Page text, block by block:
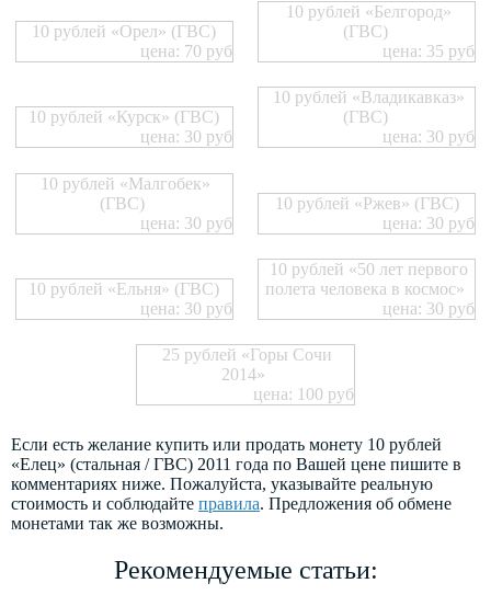
10 рублей «Орел» (ГВС)
цена: 70 руб
10 рублей «Белгород»
(ГВС)
цена: 35 руб
10 рублей «Курск» (ГВС)
цена: 30 руб
10 рублей «Владикавказ»
(ГВС)
цена: 30 руб
10 рублей «Малгобек»
(ГВС)
цена: 30 руб
10 рублей «Ржев» (ГВС)
цена: 30 руб
10 рублей «Ельня» (ГВС)
цена: 30 руб
10 рублей «50 лет первого
полета человека в космос»
цена: 30 руб
25 рублей «Горы Сочи
2014»
цена: 100 руб
Если есть желание купить или продать монету 10 рублей
«Елец» (стальная / ГВС) 2011 года по Вашей цене пишите в
комментариях ниже. Пожалуйста, указывайте реальную
стоимость и соблюдайте правила. Предложения об обмене
монетами так же возможны.
Рекомендуемые статьи: